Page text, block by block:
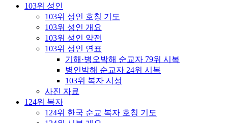
103위 성인
103위 성인 호칭 기도
103위 성인 개요
103위 성인 약전
103위 성인 연표
기해·병오박해 순교자 79위 시복
병인박해 순교자 24위 시복
103위 복자 시성
사진 자료
124위 복자
124위 한국 순교 복자 호칭 기도